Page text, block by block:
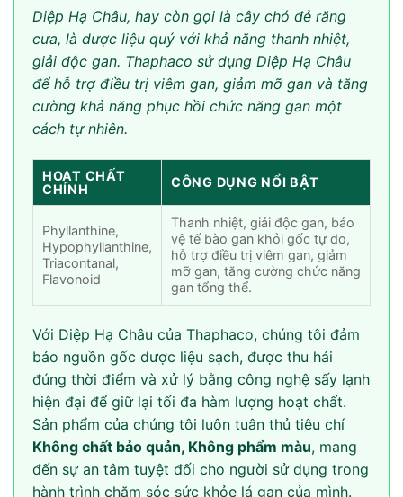
Diệp Hạ Châu, hay còn gọi là cây chó đẻ răng
cưa, là dược liệu quý với khả năng thanh nhiệt,
giải độc gan. Thaphaco sử dụng Diệp Hạ Châu
để hỗ trợ điều trị viêm gan, giảm mỡ gan và tăng
cường khả năng phục hồi chức năng gan một
cách tự nhiên.
HOẠT CHẤT
CHÍNH
CÔNG DỤNG NỔI BẬT
Phyllanthine,
Hypophyllanthine,
Triacontanal,
Flavonoid
Thanh nhiệt, giải độc gan, bảo
vệ tế bào gan khỏi gốc tự do,
hỗ trợ điều trị viêm gan, giảm
mỡ gan, tăng cường chức năng
gan tổng thể.
Với Diệp Hạ Châu của Thaphaco, chúng tôi đảm
bảo nguồn gốc dược liệu sạch, được thu hái
đúng thời điểm và xử lý bằng công nghệ sấy lạnh
hiện đại để giữ lại tối đa hàm lượng hoạt chất.
Sản phẩm của chúng tôi luôn tuân thủ tiêu chí
Không chất bảo quản, Không phẩm màu, mang
đến sự an tâm tuyệt đối cho người sử dụng trong
hành trình chăm sóc sức khỏe lá gan của mình.